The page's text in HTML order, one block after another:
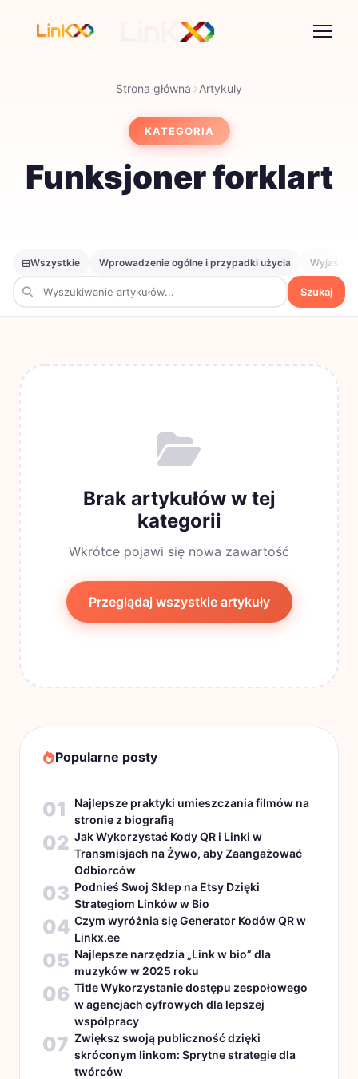
Strona główna Artykuly
KATEGORIA
Funksjoner forklart
Wszystkie Wprowadzenie ogólne i przypadki użycia
Szukaj
Brak artykułów w tej
kategorii
Wkrótce pojawi się nowa zawartość
Przeglądaj wszystkie artykuły
Popularne posty
01
Najlepsze praktyki umieszczania filmów na
stronie z biografią
02 Jak Wykorzystać Kody QR i Linki w
Transmisjach na Żywo, aby Zaangażować
Odbiorców
03 Podnieś Swoj Sklep na Etsy Dzięki
Strategiom Linków w Bio
04 Czym wyróżnia się Generator Kodów QR w
Linkx.ee
05 Najlepsze narzędzia „Link w bio” dla
muzyków w 2025 roku
06 Title Wykorzystanie dostępu zespołowego
w agencjach cyfrowych dla lepszej
współpracy
07 Zwiększ swoją publiczność dzięki
skróconym linkom: Sprytne strategie dla
twórców